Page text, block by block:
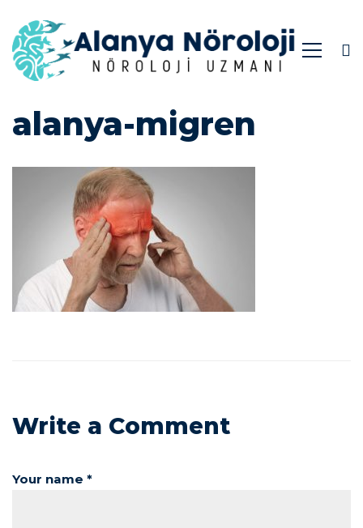
alanya-
migren
alanya-migren
Write a Comment
Your name *